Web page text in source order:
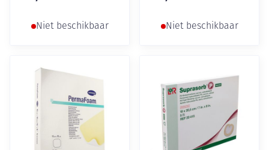
Niet beschikbaar Niet beschikbaar